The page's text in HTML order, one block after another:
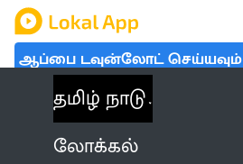
ஆப்பை டவுன்லோட் செய்யவும்
தமிழ் நாடு
லோக்கல்